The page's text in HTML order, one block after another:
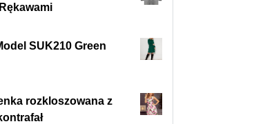
SUK210 Green
rozkloszowana z